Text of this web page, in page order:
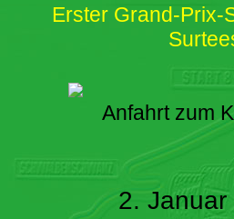
Erster Grand-Prix-
Anfahrt zum
2. Januar